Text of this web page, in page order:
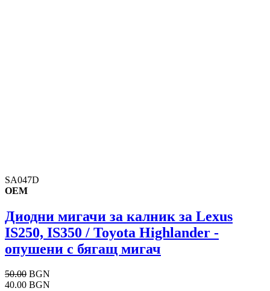
SA047D
OEM
Диодни мигачи за калник за Lexus
IS250, IS350 / Toyota Highlander -
опушени с бягащ мигач
50.00 BGN
40.00 BGN